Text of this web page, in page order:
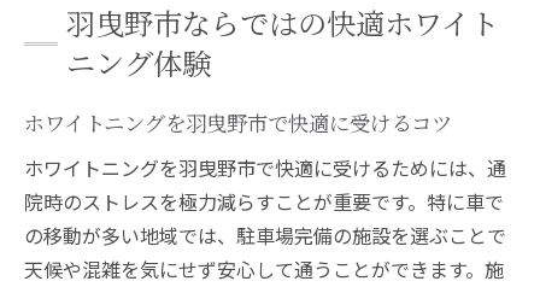
羽曳野市ならではの快適ホワイト
ニング体験
ホワイトニングを羽曳野市で快適に受けるコツ
ホワイトニングを羽曳野市で快適に受けるためには、通
院時のストレスを極力減らすことが重要です。特に車で
の移動が多い地域では、駐車場完備の施設を選ぶことで
天候や混雑を気にせず安心して通うことができます。施